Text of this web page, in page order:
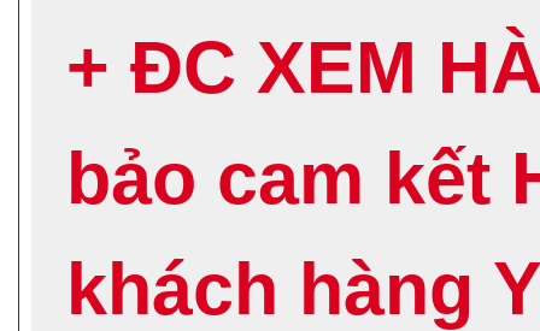
+ ĐC XEM
bảo cam kết
khách hàng